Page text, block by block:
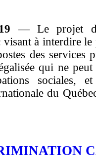
— Le projet
à interdire le
des services
qui ne peut
sociales,
du